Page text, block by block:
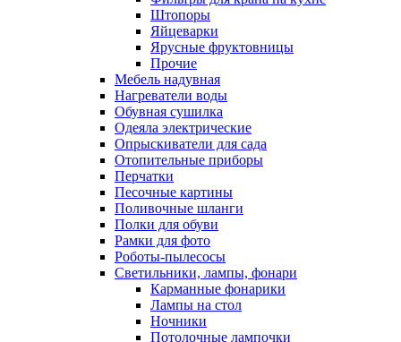
Штопоры
Яйцеварки
Ярусные фруктовницы
Прочие
Мебель надувная
Нагреватели воды
Обувная сушилка
Одеяла электрические
Опрыскиватели для сада
Отопительные приборы
Перчатки
Песочные картины
Поливочные шланги
Полки для обуви
Рамки для фото
Роботы-пылесосы
Светильники, лампы, фонари
Карманные фонарики
Лампы на стол
Ночники
Потолочные лампочки